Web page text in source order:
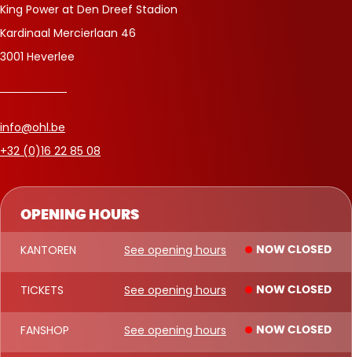
OPENING HOURS
KANTOREN See opening hours NOW CLOSED
TICKETS See opening hours NOW CLOSED
FANSHOP See opening hours NOW CLOSED
King Power at Den Dreef Stadion
Kardinaal Mercierlaan 46
3001 Heverlee
info@ohl.be
+32 (0)16 22 85 08